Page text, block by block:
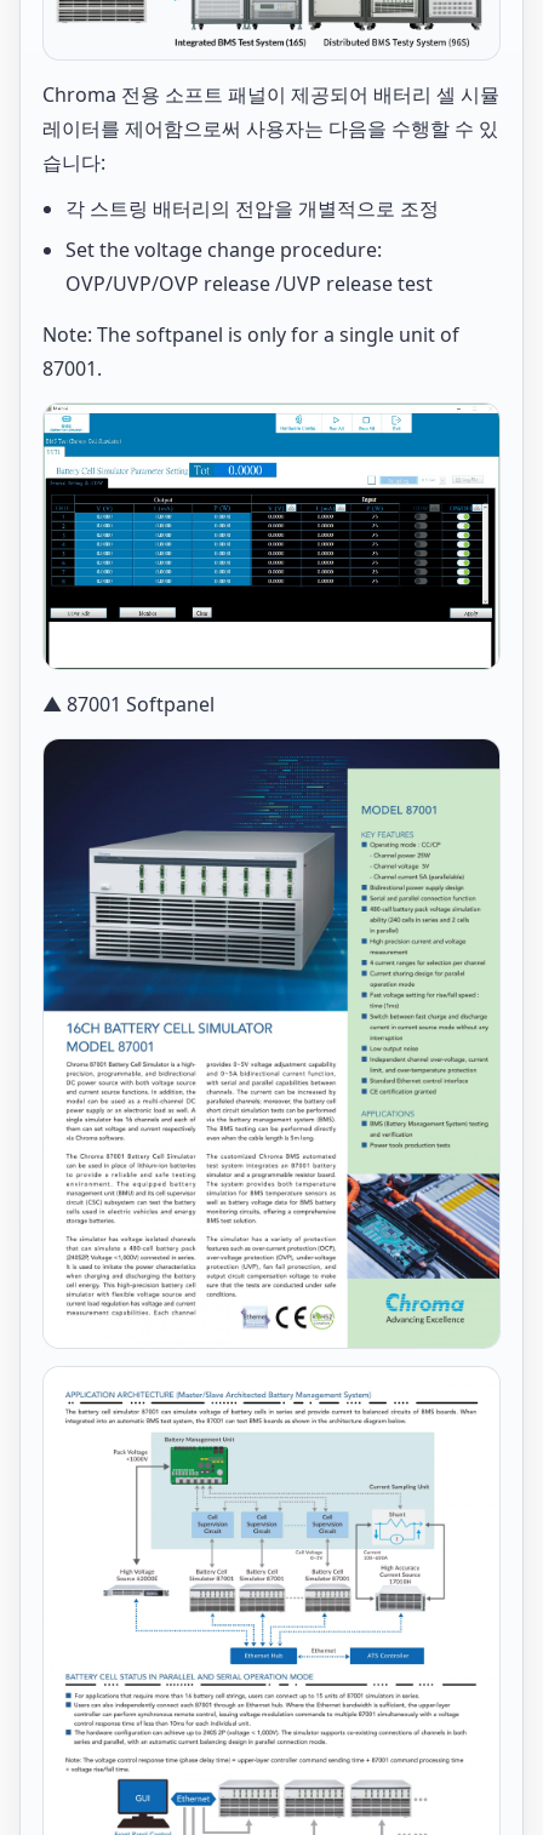
Chroma 전용 소프트 패널이 제공되어 배터리 셀 시뮬
레이터를 제어함으로써 사용자는 다음을 수행할 수 있
습니다:
각 스트링 배터리의 전압을 개별적으로 조정
Set the voltage change procedure:
OVP/UVP/OVP release /UVP release test
Note: The softpanel is only for a single unit of
87001.
▲ 87001 Softpanel